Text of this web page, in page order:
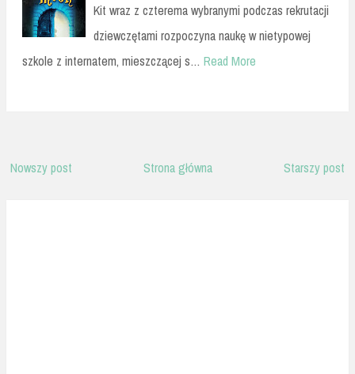
Kit wraz z czterema wybranymi podczas rekrutacji
dziewczętami rozpoczyna naukę w nietypowej
szkole z internatem, mieszczącej s… Read More
Nowszy post Starszy post
Strona główna